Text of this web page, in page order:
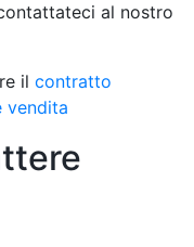
al nostro
il contratto
vendita